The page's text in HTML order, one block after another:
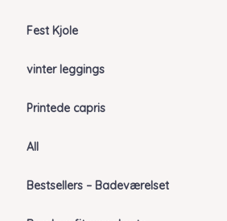
Fest Kjole
vinter leggings
Printede capris
All
Bestsellers – Badeværelset